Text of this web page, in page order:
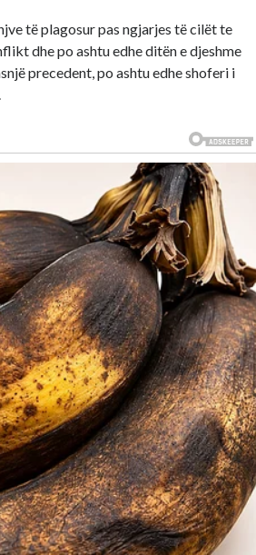
të plagosur pas ngjarjes të cilët te
dhe po ashtu edhe ditën e djeshme
precedent, po ashtu edhe shoferi i